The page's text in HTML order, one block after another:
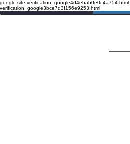
google-site-verification: google4d4ebab0e0c4a754.html
verification: google3bce7d3f156e9253.html